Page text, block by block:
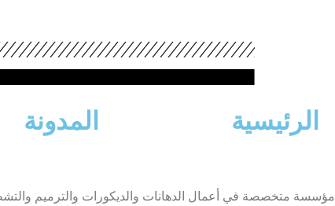
الرئيسية المدونة
مؤسسة متخصصة في أعمال الدهانات والديكورات والترميم